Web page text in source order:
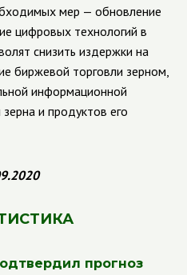
мер — обновление
цифровых технологий в
снизить издержки на
биржевой торговли зерном,
информационной
и продуктов его
прогноз